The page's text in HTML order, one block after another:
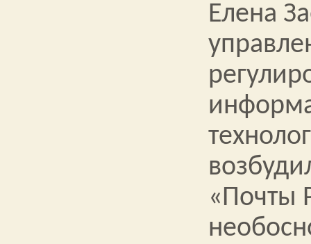
Елена
«Почты